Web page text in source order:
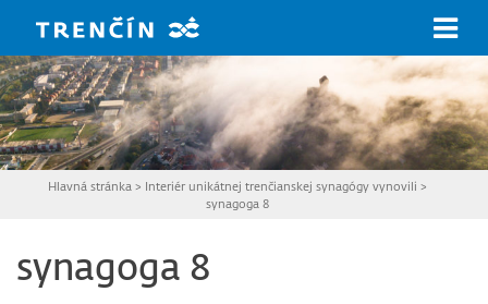
Hlavná stránka > Interiér unikátnej trenčianskej synagógy vynovili >
synagoga 8
synagoga 8